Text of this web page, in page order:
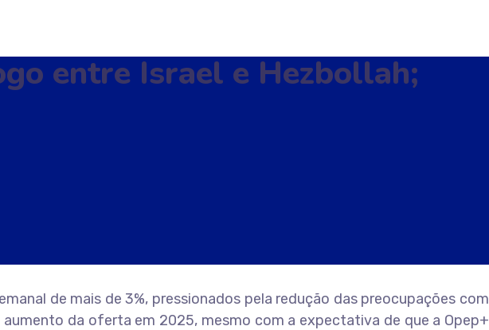
entre Israel e Hezbollah;
de mais de 3%, pressionados pela redução das preocupações com
da oferta em 2025, mesmo com a expectativa de que a Opep+